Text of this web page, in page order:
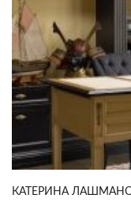
КАТЕРИНА